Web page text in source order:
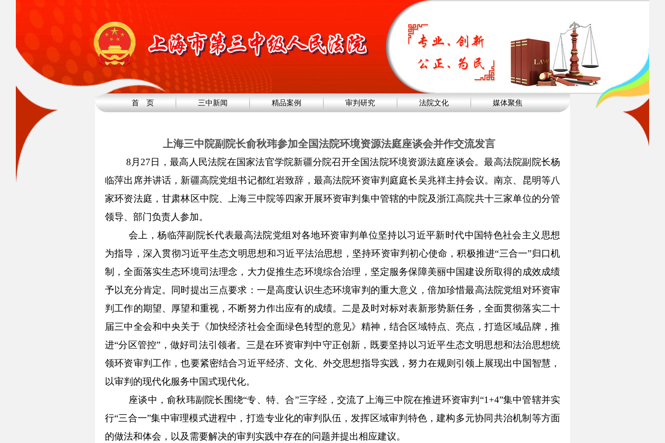
首 页 三中新闻 精品案例 审判研究 法院文化 媒体聚焦
上海三中院副院长俞秋玮参加全国法院环境资源法庭座谈会并作交流发言
8月27日， 最高 人民法院在国家法官学院新疆分院召开全国法院环境资源法庭座谈会。最高法院副院长杨
临萍出席并讲话 ， 新疆高院党组书记都红岩致辞， 最高法院环资审判庭庭长吴兆祥主持会议。 南京、昆明等八
家环资法庭，甘肃林区中院、 上海三中院等四家开展环资审判集中管辖的中院及浙江高院共十三家单位的分管
领导、部门负责人参加。
会上，杨临萍副 院长代表最高法院党组对各地环资审判单位坚持以习近平新时代中国特色社会主义思想
为指导，深入贯彻习近平生态文明思想和习近平法治思想，坚持环资审判初心使命，积极推进“三合一”归口机
制
，全面落实生态环境司法理念， 大力促推生态环境综合治理 ， 坚定服务保障美丽中国建设所取得的成效成绩
予以充分肯定。 同时提出三点要求： 一是高度认识生态环境审判的重大意义，倍加珍惜最高法院党组对环资审
判工作的期望、厚望和重视，不断努力作出应有的成绩。二是及时对标对表新形势新任务，全面贯彻落实二十
届三中全会和中央关于《加快经济社会全面绿色转型的意见》精神，结合区域特点、亮点，打造区域品牌 ，推
进“分区管控” ， 做好司法引领者。 三是在环资审判中守正创新 ，既要坚持以习近平生态文明思想和法治思想统
领环资审判工作，也要紧密结合习近平经济、文化、外交思想指导实践，努力在规则引领上展现出中国智慧 ，
以审判的现代化服务中国式现代化。
座谈中，俞秋玮副院长 围绕“专、特、合”三字经 ， 交流了 上海三中 院在推进环资审判“1+4”集中管辖并实
行“三合一”集中审理模式进程中， 打造专业化的审判队伍， 发挥区域审判特色，建构多元协同共治机制等方面
的做法和体会，以及需要解决的审判实践中存在的问题并提出相应建议。